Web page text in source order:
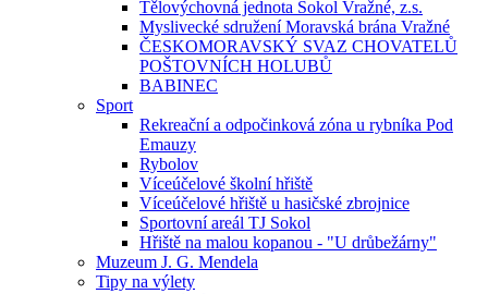
Tělovýchovná jednota Sokol Vražné, z.s.
Myslivecké sdružení Moravská brána Vražné
ČESKOMORAVSKÝ SVAZ CHOVATELŮ
POŠTOVNÍCH HOLUBŮ
BABINEC
Sport
Rekreační a odpočinková zóna u rybníka Pod
Emauzy
Rybolov
Víceúčelové školní hřiště
Víceúčelové hřiště u hasičské zbrojnice
Sportovní areál TJ Sokol
Hřiště na malou kopanou - "U drůbežárny"
Muzeum J. G. Mendela
Tipy na výlety